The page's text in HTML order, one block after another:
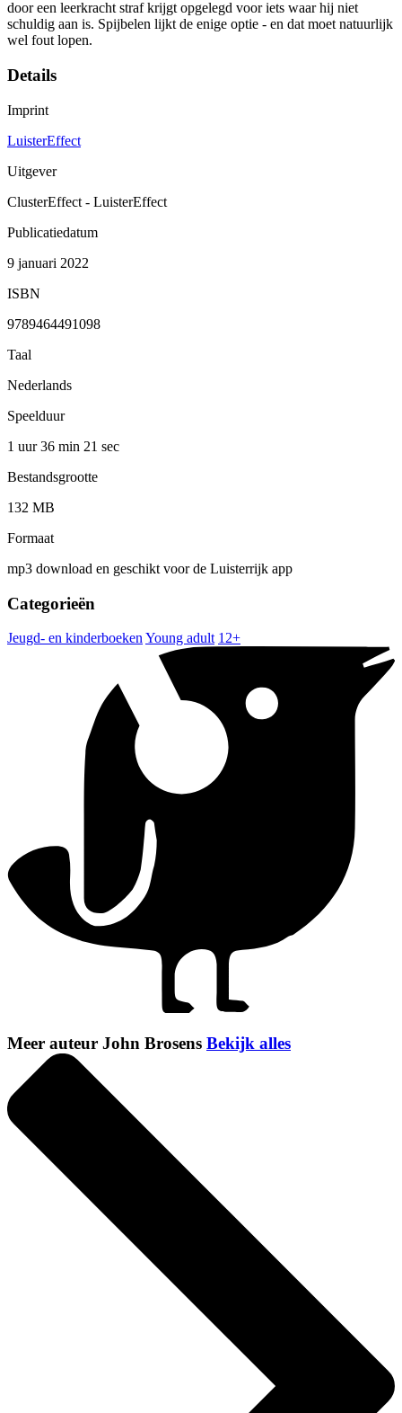
door een leerkracht straf krijgt opgelegd voor iets waar hij niet
schuldig aan is. Spijbelen lijkt de enige optie - en dat moet natuurlijk
wel fout lopen.
Details
Imprint
LuisterEffect
Uitgever
ClusterEffect - LuisterEffect
Publicatiedatum
9 januari 2022
ISBN
9789464491098
Taal
Nederlands
Speelduur
1 uur 36 min 21 sec
Bestandsgrootte
132 MB
Formaat
mp3 download en geschikt voor de Luisterrijk app
Categorieën
Jeugd- en kinderboeken Young adult 12+
Meer auteur John Brosens Bekijk alles